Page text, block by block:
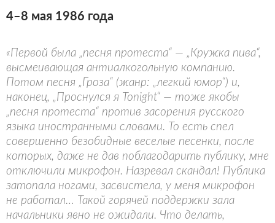
4–8 мая 1986 года
«Первой была „песня протеста“ — „Кружка пива“,
высмеивающая антиалкогольную компанию.
Потом песня „Гроза“ (жанр: „легкий юмор“) и,
наконец, „Проснулся я Tonight“ — тоже якобы
„песня протеста“ против засорения русского
языка иностранными словами. То есть спел
совершенно безобидные веселые песенки, после
которых, даже не дав поблагодарить публику, мне
отключили микрофон. Назревал скандал! Публика
затопала ногами, засвистела, у меня микрофон
не работал… Такой горячей поддержки зала
начальники явно не ожидали. Что делать,